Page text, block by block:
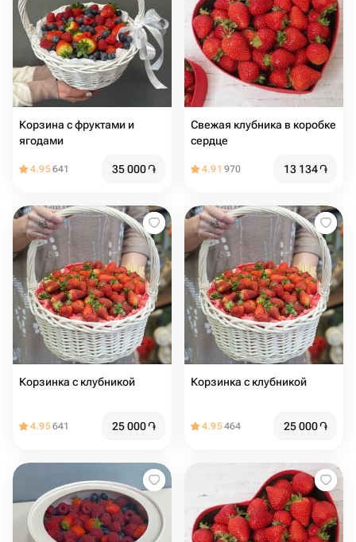
Корзина с фруктами и
ягодами
4.95641 35 000֏
Свежая клубника в коробке
сердце
4.91 970 13 134֏
Корзинка с клубникой
4.95641 25 000֏
Корзинка с клубникой
4.95464 25 000֏